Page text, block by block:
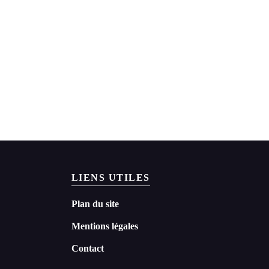
LIENS UTILES
Plan du site
Mentions légales
Contact